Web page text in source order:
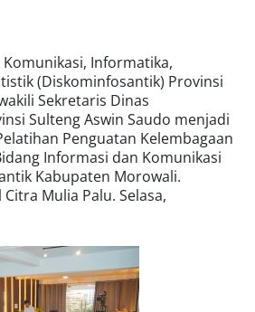
Komunikasi, Informatika,
(Diskominfosantik) Provinsi
Sekretaris Dinas
Sulteng Aswin Saudo menjadi
Penguatan Kelembagaan
Informasi dan Komunikasi
Kabupaten Morowali.
Mulia Palu. Selasa,